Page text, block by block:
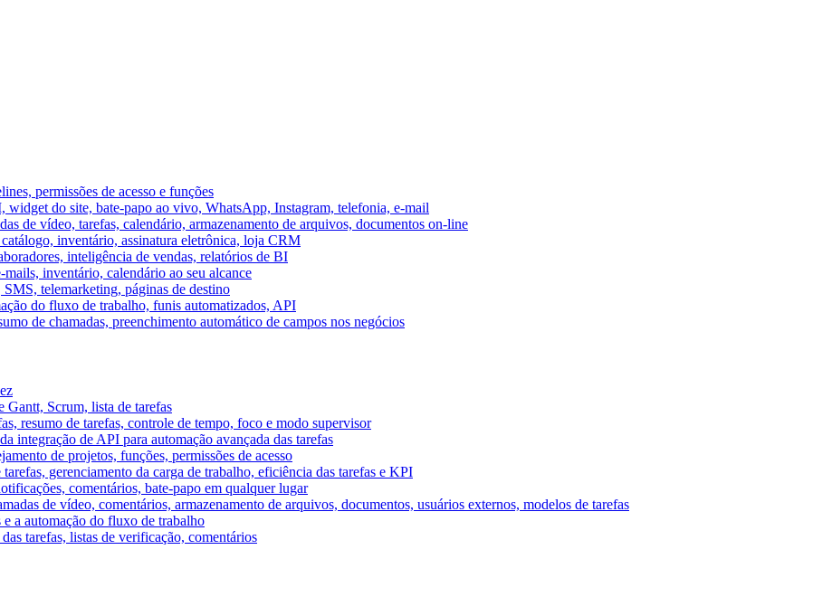
permissões de acesso e funções
do site, bate-papo ao vivo, WhatsApp, Instagram, telefonia, e-mail
de vídeo, tarefas, calendário, armazenamento de arquivos, documentos on-line
inventário, assinatura eletrônica, loja CRM
inteligência de vendas, relatórios de BI
inventário, calendário ao seu alcance
telemarketing, páginas de destino
do fluxo de trabalho, funis automatizados, API
de chamadas, preenchimento automático de campos nos negócios
Gantt, Scrum, lista de tarefas
resumo de tarefas, controle de tempo, foco e modo supervisor
integração de API para automação avançada das tarefas
de projetos, funções, permissões de acesso
gerenciamento da carga de trabalho, eficiência das tarefas e KPI
comentários, bate-papo em qualquer lugar
de vídeo, comentários, armazenamento de arquivos, documentos, usuários externos, modelos de tarefas
a automação do fluxo de trabalho
tarefas, listas de verificação, comentários